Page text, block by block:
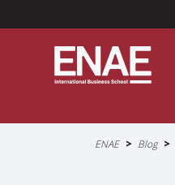
Sobrescribir
ENAE Blog